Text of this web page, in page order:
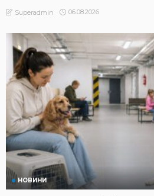
Superadmin 06.08.2026
НОВИНИ